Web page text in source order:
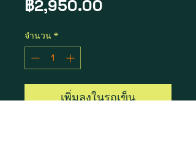
฿2,950.00
จำนวน *
เพิ่มลงในรถเข็น